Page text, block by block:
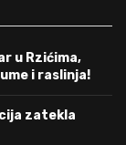
u Rzićima,
i raslinja!
zatekla